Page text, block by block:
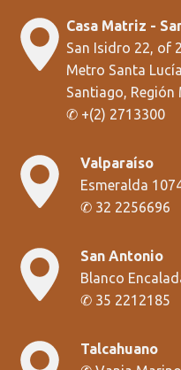
Casa Matriz -
San Isidro 22, of
Metro Santa Lucía
Santiago,
✆ +(2) 2713300
Valparaíso
Esmeralda
✆ 32 2256696
San Antonio
Blanco
✆ 35 2212185
Talcahuano